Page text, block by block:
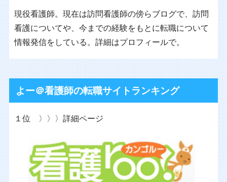
現役看護師。現在は訪問看護師の傍らブログで、訪問
看護についてや、今までの経験をもとに転職について
情報発信をしている。詳細はプロフィールで。
よー＠看護師の転職サイトランキング
１位 〉〉〉詳細ページ